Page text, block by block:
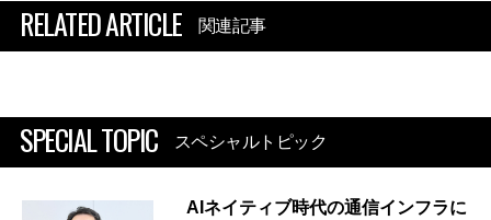
RELATED ARTICLE 関連記事
SPECIAL TOPIC スペシャルトピック
AIネイティブ時代の通信インフラに